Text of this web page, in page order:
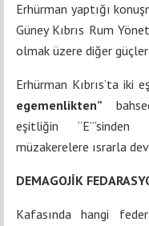
Erhürman yaptığı
Güney Kıbrıs Rum
olmak üzere diğer
Erhürman Kıbrıs’ta iki
egemenlikten”
eşitliğin
müzakerelere ısrarla
DEMAGOJİK
Kafasında hangi